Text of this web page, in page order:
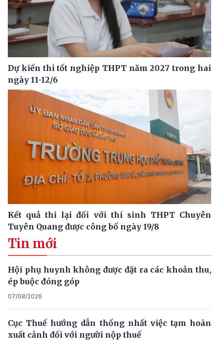
Dự kiến thi tốt nghiệp THPT năm 2027 trong hai
ngày 11-12/6
Kết quả thi lại đối với thí sinh THPT Chuyên
Tuyên Quang được công bố ngày 19/8
Tin mới
Hội phụ huynh không được đặt ra các khoản thu,
ép buộc đóng góp
07/08/2026
Cục Thuế hướng dẫn thống nhất việc tạm hoãn
xuất cảnh đối với người nộp thuế